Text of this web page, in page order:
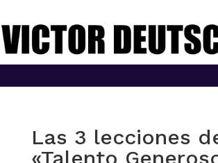
Las 3 lecciones
«Talento